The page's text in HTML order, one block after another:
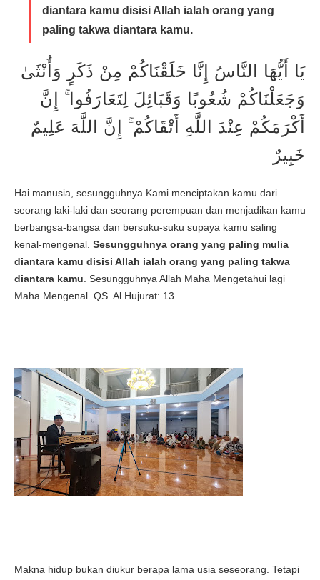
diantara kamu disisi Allah ialah orang yang
paling takwa diantara kamu.
يَا أَيُّهَا النَّاسُ إِنَّا خَلَقْنَاكُمْ مِنْ ذَكَرٍ وَأُنْثَىٰ
وَجَعَلْنَاكُمْ شُعُوبًا وَقَبَائِلَ لِتَعَارَفُوا ۚ إِنَّ
أَكْرَمَكُمْ عِنْدَ اللَّهِ أَتْقَاكُمْ ۚ إِنَّ اللَّهَ عَلِيمٌ
خَبِيرٌ
Hai manusia, sesungguhnya Kami menciptakan kamu dari
seorang laki-laki dan seorang perempuan dan menjadikan kamu
berbangsa-bangsa dan bersuku-suku supaya kamu saling
kenal-mengenal. Sesungguhnya orang yang paling mulia
diantara kamu disisi Allah ialah orang yang paling takwa
diantara kamu . Sesungguhnya Allah Maha Mengetahui lagi
Maha Mengenal. QS. Al Hujurat: 13
Makna hidup bukan diukur berapa lama usia seseorang. Tetapi